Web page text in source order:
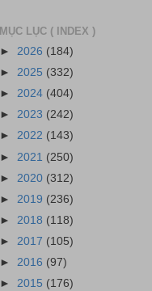
MỤC LỤC ( INDEX )
► 2026 (184)
► 2025 (332)
► 2024 (404)
► 2023 (242)
► 2022 (143)
► 2021 (250)
► 2020 (312)
► 2019 (236)
► 2018 (118)
► 2017 (105)
► 2016 (97)
► 2015 (176)